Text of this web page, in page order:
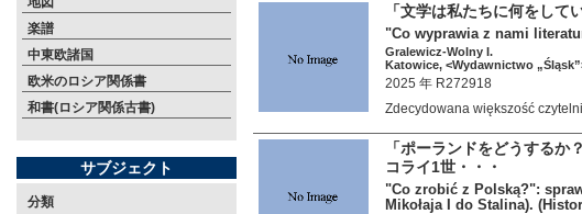
楽譜
中東欧諸国
欧米のロシア関係書
和書(ロシア関係古書)
サブジェクト
分類
「文学は私たちに何をし
"Co wyprawia z nami
Gralewicz-Wolny I.
Katowice, <Wydawnictwo
2025 年 R272918
Zdecydowana większość
「ポーランドをどうする
コライ1世・・・
"Co zrobić z Polską?":
Mikołaja I do Stalina).